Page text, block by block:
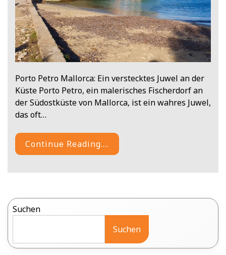
Porto Petro Mallorca: Ein verstecktes Juwel an der
Küste Porto Petro, ein malerisches Fischerdorf an
der Südostküste von Mallorca, ist ein wahres Juwel,
das oft…
Continue Reading....
Suchen
Suchen